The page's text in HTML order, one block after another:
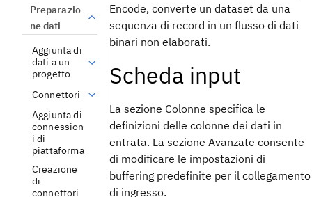
Preparazio
ne dati
Aggiunta di
dati a un
progetto
Connettori
Aggiunta di
connession
i di
piattaforma
Creazione
di
connettori
Encode, converte un dataset da una
sequenza di record in un flusso di dati
binari non elaborati.
Scheda input
La sezione Colonne specifica le
definizioni delle colonne dei dati in
entrata. La sezione Avanzate consente
di modificare le impostazioni di
buffering predefinite per il collegamento
di ingresso.